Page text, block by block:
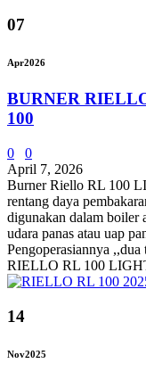
07
Apr2026
BURNER
100
0
0
April 7, 2026
Burner Riello RL 100
rentang daya
digunakan dalam boiler
udara panas atau uap
Pengoperasiannya
RIELLO RL 100
14
Nov2025